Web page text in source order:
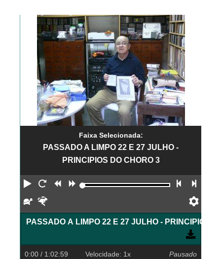
Faixa Selecionada:
PASSADO A LIMPO 22 E 27 JULHO -
PRINCIPIOS DO CHORO 3
Reproduzir
Reiniciar
Retroceder
Avançar Faixa
Devagar
PASSADO A LIMPO 22 E 27 JULHO - PRINCIPIOS
0:00 / 1:02:59 Velocidade: 1x Pausado